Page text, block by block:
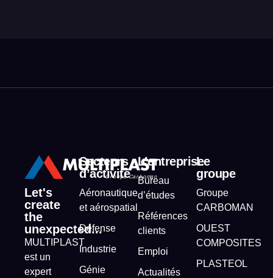
Let's
create
the
unexpected...
MULTIPLAST
est un
expert
Secteurs
d’activité
Aéronautique
et aérospatial
Défense
Industrie
Génie
L’entreprise
Bureau
d’études
Références
clients
Emploi
Actualités
Le
groupe
Groupe
CARBOMAN
OUEST
COMPOSITES
PLASTEOL